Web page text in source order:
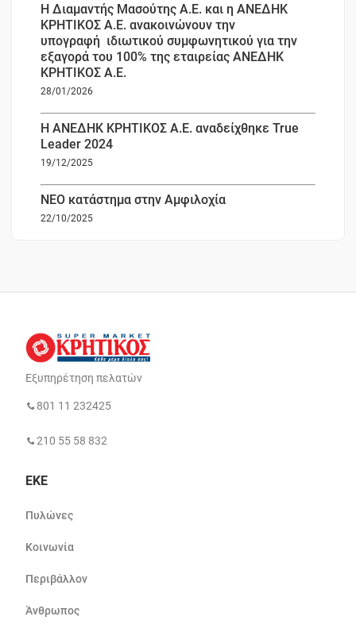
Η Διαμαντής Μασούτης Α.Ε. και η ΑΝΕΔΗΚ
ΚΡΗΤΙΚΟΣ Α.Ε. ανακοινώνουν την
υπογραφή ιδιωτικού συμφωνητικού για την
εξαγορά του 100% της εταιρείας ΑΝΕΔΗΚ
ΚΡΗΤΙΚΟΣ Α.Ε.
28/01/2026
Η ΑΝΕΔΗΚ ΚΡΗΤΙΚΟΣ Α.Ε. αναδείχθηκε True
Leader 2024
19/12/2025
ΝΕΟ κατάστημα στην Αμφιλοχία
22/10/2025
Εξυπηρέτηση πελατών
801 11 232425
210 55 58 832
ΕΚΕ
Πυλώνες
Κοινωνία
Περιβάλλον
Άνθρωπος